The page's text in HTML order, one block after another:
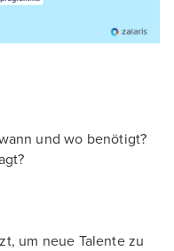
und wo benötigt?
um neue Talente zu